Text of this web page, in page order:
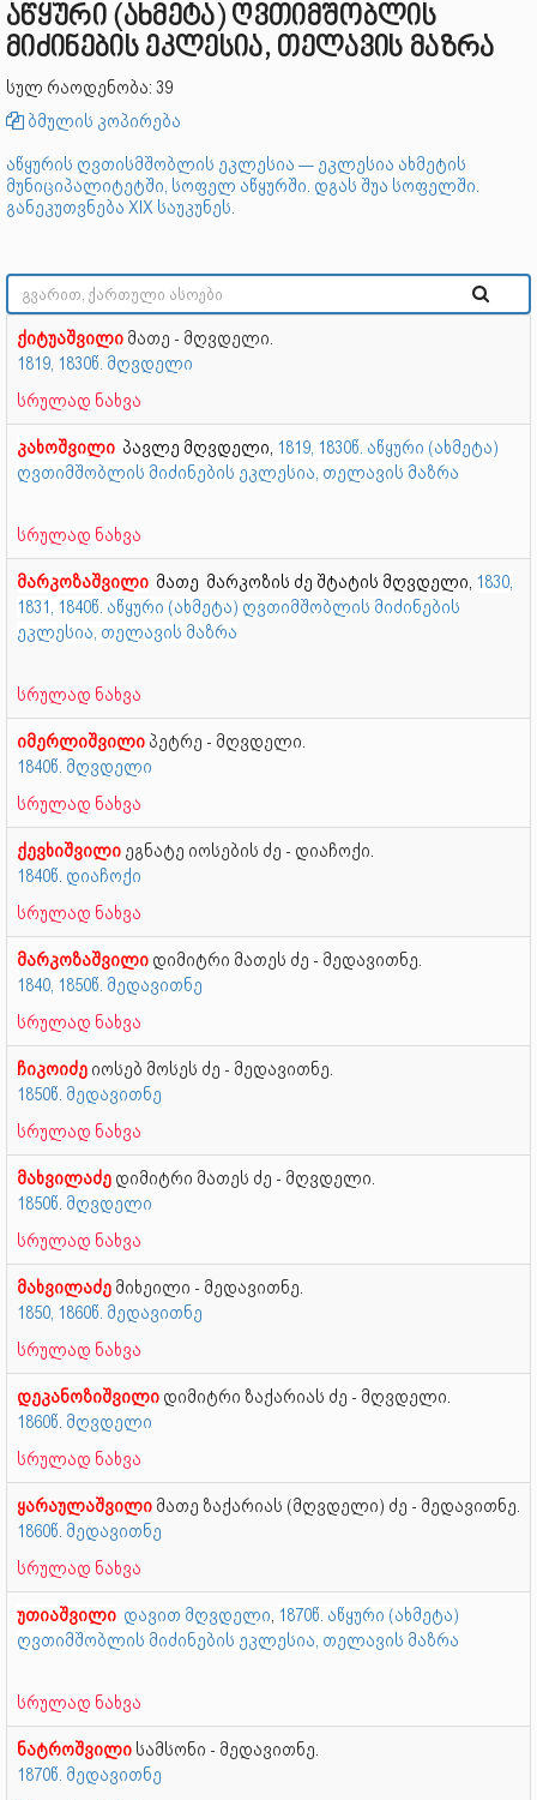
აწყური (ახმეტა) ღვთიმშობლის
მიძინების ეკლესია, თელავის მაზრა
სულ რაოდენობა: 39
ბმულის კოპირება
აწყურის ღვთისმშობლის ეკლესია — ეკლესია ახმეტის
მუნიციპალიტეტში, სოფელ აწყურში. დგას შუა სოფელში.
განეკუთვნება XIX საუკუნეს.
ქიტუაშვილი მათე - მღვდელი.
1819, 1830წ. მღვდელი
სრულად ნახვა
კახოშვილი პავლე მღვდელი, 1819, 1830წ. აწყური (ახმეტა)
ღვთიმშობლის მიძინების ეკლესია, თელავის მაზრა
სრულად ნახვა
მარკოზაშვილი მათე მარკოზის ძე შტატის მღვდელი, 1830,
1831, 1840წ. აწყური (ახმეტა) ღვთიმშობლის მიძინების
ეკლესია, თელავის მაზრა
სრულად ნახვა
იმერლიშვილი პეტრე - მღვდელი.
1840წ. მღვდელი
სრულად ნახვა
ქევხიშვილი ეგნატე იოსების ძე - დიაჩოქი.
1840წ. დიაჩოქი
სრულად ნახვა
მარკოზაშვილი დიმიტრი მათეს ძე - მედავითნე.
1840, 1850წ. მედავითნე
სრულად ნახვა
ჩიკოიძე იოსებ მოსეს ძე - მედავითნე.
1850წ. მედავითნე
სრულად ნახვა
მახვილაძე დიმიტრი მათეს ძე - მღვდელი.
1850წ. მღვდელი
სრულად ნახვა
მახვილაძე მიხეილი - მედავითნე.
1850, 1860წ. მედავითნე
სრულად ნახვა
დეკანოზიშვილი დიმიტრი ზაქარიას ძე - მღვდელი.
1860წ. მღვდელი
სრულად ნახვა
ყარაულაშვილი მათე ზაქარიას (მღვდელი) ძე - მედავითნე.
1860წ. მედავითნე
სრულად ნახვა
უთიაშვილი დავით მღვდელი, 1870წ. აწყური (ახმეტა)
ღვთიმშობლის მიძინების ეკლესია, თელავის მაზრა
სრულად ნახვა
ნატროშვილი სამსონი - მედავითნე.
1870წ. მედავითნე